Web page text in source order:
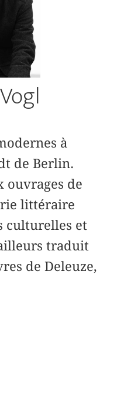
à
de Berlin.
ouvrages de
littéraire
culturelles et
traduit
de Deleuze,